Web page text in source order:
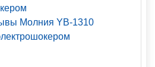
Молния YB-1310